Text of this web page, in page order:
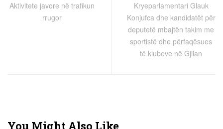
Aktivitete javore në trafikun
rrugor
Kryeparlamentari Glauk
Konjufca dhe kandidatët për
deputetë mbajtën takim me
sportistë dhe përfaqësues
të klubeve në Gjilan
You Might Also Like